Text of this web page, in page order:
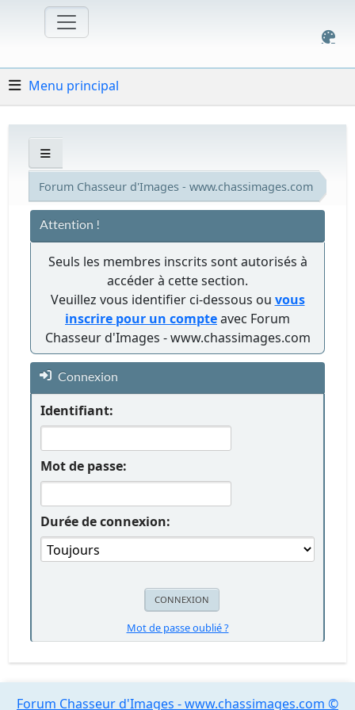
Menu principal
Forum Chasseur d'Images - www.chassimages.com
Attention !
Seuls les membres inscrits sont autorisés à
accéder à cette section.
Veuillez vous identifier ci-dessous ou vous
inscrire pour un compteavec Forum
Chasseur d'Images - www.chassimages.com
Connexion
Identifiant:
Mot de passe:
Durée de connexion:
Mot de passe oublié ?
Forum Chasseur d'Images - www.chassimages.com ©